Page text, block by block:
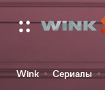
Wink Сериалы